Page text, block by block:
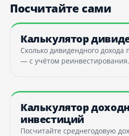
Посчитайте сами
Калькулятор
Сколько дивидендного дохода
— с учётом реинвестирования.
Калькулятор
инвестиций
Посчитайте среднегодовую